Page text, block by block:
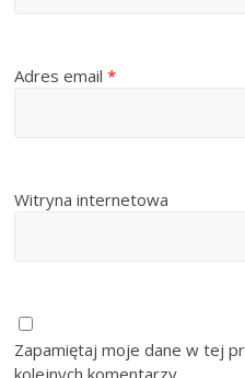
Adres email*
Witryna internetowa
Zapamiętaj moje dane w tej
kolejnych komentarzy.